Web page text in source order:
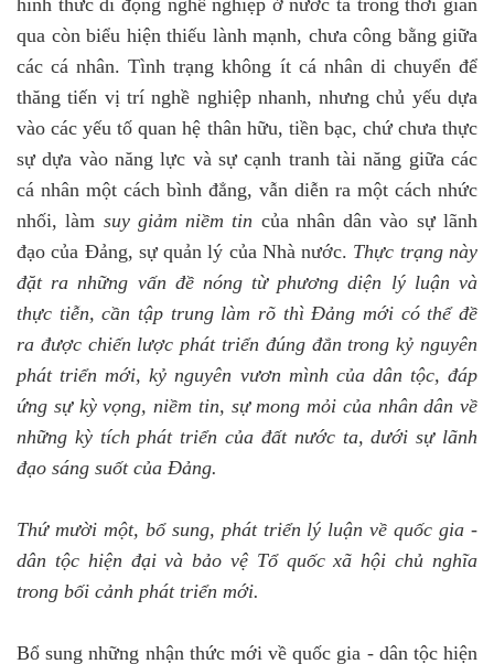
hình thức di động nghề nghiệp ở nước ta trong thời gian
qua còn biểu hiện thiếu lành mạnh, chưa công bằng giữa
các cá nhân. Tình trạng không ít cá nhân di chuyển để
thăng tiến vị trí nghề nghiệp nhanh, nhưng chủ yếu dựa
vào các yếu tố quan hệ thân hữu, tiền bạc, chứ chưa thực
sự dựa vào năng lực và sự cạnh tranh tài năng giữa các
cá nhân một cách bình đẳng, vẫn diễn ra một cách nhức
nhối, làm suy giảm niềm tin của nhân dân vào sự lãnh
đạo của Đảng, sự quản lý của Nhà nước. Thực trạng này
đặt ra những vấn đề nóng từ phương diện lý luận và
thực tiễn, cần tập trung làm rõ thì Đảng mới có thể đề
ra được chiến lược phát triển đúng đắn trong kỷ nguyên
phát triển mới, kỷ nguyên vươn mình của dân tộc, đáp
ứng sự kỳ vọng, niềm tin, sự mong mỏi của nhân dân về
những kỳ tích phát triển của đất nước ta, dưới sự lãnh
đạo sáng suốt của Đảng.
Thứ mười một, bổ sung, phát triển lý luận về quốc gia -
dân tộc hiện đại và bảo vệ Tổ quốc xã hội chủ nghĩa
trong bối cảnh phát triển mới.
Bổ sung những nhận thức mới về quốc gia - dân tộc hiện